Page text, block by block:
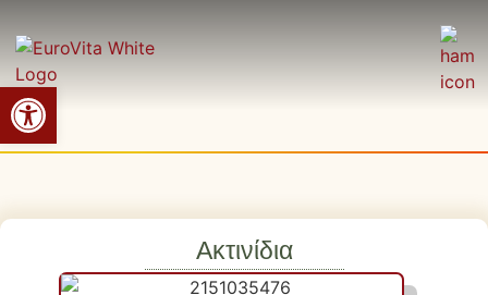
Ακτινίδια
Ανοίξτε τη γραμμή εργαλείων